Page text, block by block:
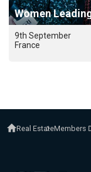
9th September
France
Real EstateMembers